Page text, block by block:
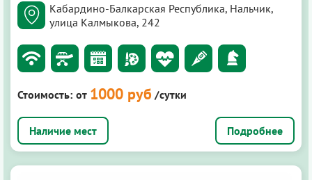
Кабардино-Балкарская Республика, Нальчик,
улица Калмыкова, 242
Стоимость: от 1000 руб /сутки
Подробнее